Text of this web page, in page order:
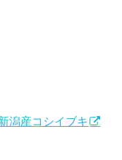
産コシイブキ